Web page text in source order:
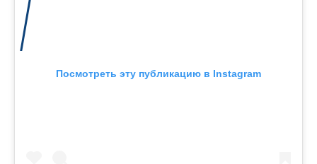
Посмотреть эту публикацию в Instagram